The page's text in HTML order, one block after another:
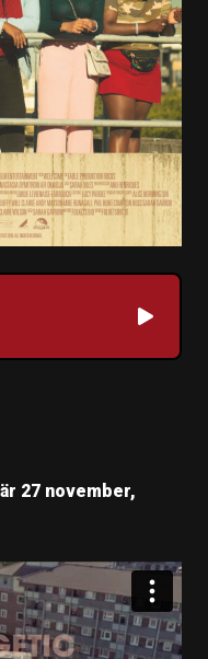
27 november,